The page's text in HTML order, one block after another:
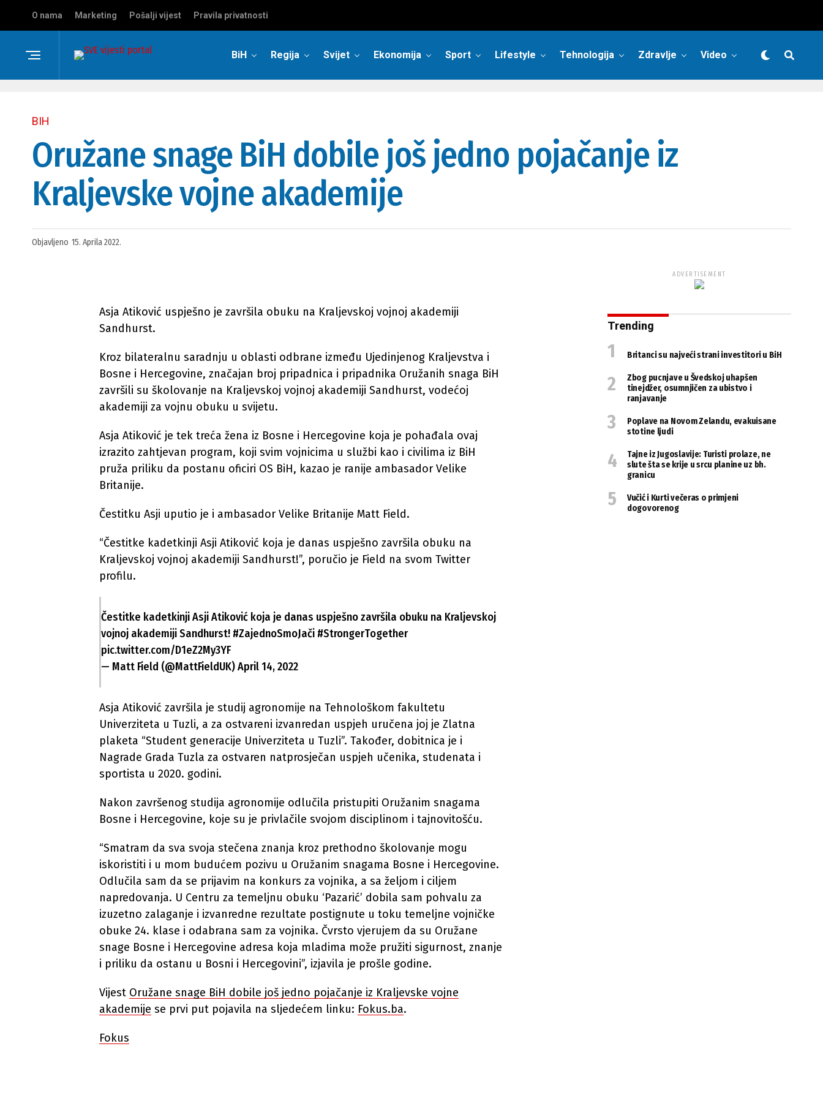
O nama Marketing Pošalji vijest Pravila privatnosti
BiH Regija Svijet Ekonomija Sport Lifestyle Tehnologija Zdravlje Video
BIH
Oružane snage BiH dobile još jedno pojačanje iz
Kraljevske vojne akademije
Objavljeno 15. Aprila 2022.
Asja Atiković uspješno je završila obuku na Kraljevskoj vojnoj akademiji
Sandhurst.
Kroz bilateralnu saradnju u oblasti odbrane između Ujedinjenog Kraljevstva i
Bosne i Hercegovine, značajan broj pripadnica i pripadnika Oružanih snaga BiH
završili su školovanje na Kraljevskoj vojnoj akademiji Sandhurst, vodećoj
akademiji za vojnu obuku u svijetu.
Asja Atiković je tek treća žena iz Bosne i Hercegovine koja je pohađala ovaj
izrazito zahtjevan program, koji svim vojnicima u službi kao i civilima iz BiH
pruža priliku da postanu oficiri OS BiH, kazao je ranije ambasador Velike
Britanije.
Čestitku Asji uputio je i ambasador Velike Britanije Matt Field.
“Čestitke kadetkinji Asji Atiković koja je danas uspješno završila obuku na
Kraljevskoj vojnoj akademiji Sandhurst!”, poručio je Field na svom Twitter
profilu.
Čestitke kadetkinji Asji Atiković koja je danas uspješno završila obuku na Kraljevskoj
vojnoj akademiji Sandhurst! #ZajednoSmoJači #StrongerTogether
pic.twitter.com/D1eZ2My3YF
— Matt Field (@MattFieldUK)April 14, 2022
Asja Atiković završila je studij agronomije na Tehnološkom fakultetu
Univerziteta u Tuzli, a za ostvareni izvanredan uspjeh uručena joj je Zlatna
plaketa “Student generacije Univerziteta u Tuzli”. Također, dobitnica je i
Nagrade Grada Tuzla za ostvaren natprosječan uspjeh učenika, studenata i
sportista u 2020. godini.
Nakon završenog studija agronomije odlučila pristupiti Oružanim snagama
Bosne i Hercegovine, koje su je privlačile svojom disciplinom i tajnovitošću.
“Smatram da sva svoja stečena znanja kroz prethodno školovanje mogu
iskoristiti i u mom budućem pozivu u Oružanim snagama Bosne i Hercegovine.
Odlučila sam da se prijavim na konkurs za vojnika, a sa željom i ciljem
napredovanja. U Centru za temeljnu obuku ‘Pazarić’ dobila sam pohvalu za
izuzetno zalaganje i izvanredne rezultate postignute u toku temeljne vojničke
obuke 24. klase i odabrana sam za vojnika. Čvrsto vjerujem da su Oružane
snage Bosne i Hercegovine adresa koja mladima može pružiti sigurnost, znanje
i priliku da ostanu u Bosni i Hercegovini”, izjavila je prošle godine.
Vijest Oružane snage BiH dobile još jedno pojačanje iz Kraljevske vojne
akademije se prvi put pojavila na sljedećem linku: Fokus.ba.
Fokus
ADVERTISEMENT
Trending
Britanci su najveći strani investitori u BiH
Zbog pucnjave u Švedskoj uhapšen
tinejdžer, osumnjičen za ubistvo i
ranjavanje
Poplave na Novom Zelandu, evakuisane
stotine ljudi
Tajne iz Jugoslavije: Turisti prolaze, ne
slute šta se krije u srcu planine uz bh.
granicu
Vučić i Kurti večeras o primjeni
dogovorenog